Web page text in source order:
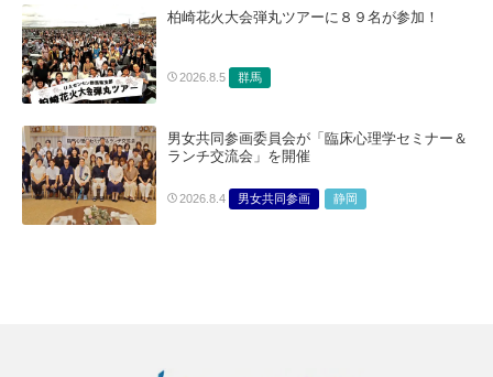
柏崎花火大会弾丸ツアーに８９名が参加！
2026.8.5 群馬
男女共同参画委員会が「臨床心理学セミナー＆
ランチ交流会」を開催
2026.8.4 男女共同参画 静岡